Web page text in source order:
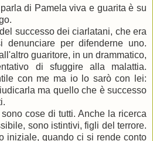
di Pamela viva e guarita è su
successo dei ciarlatani, che era
denunciare per difenderne uno.
guaritore, in un drammatico,
di sfuggire alla malattia.
con me ma io lo sarò con lei:
ma quello che è successo
cose di tutti. Anche la ricerca
sono istintivi, figli del terrore.
iniziale, quando ci si rende conto